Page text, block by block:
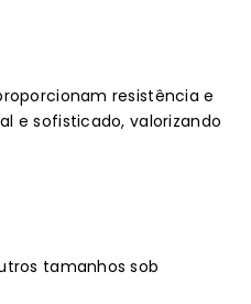
resistência e
e sofisticado, valorizando
tamanhos sob